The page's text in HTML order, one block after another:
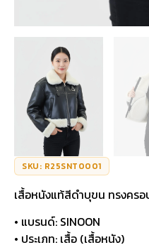
SKU: R25SNT0001
เสื้อหนังแท้สีดำบุขน ทรงครอ
• แบรนด์: SINOON
• ประเภท: เสื้อ (เสื้อหนัง)